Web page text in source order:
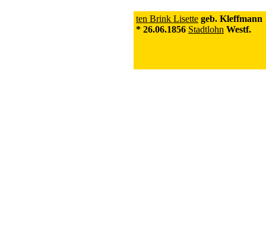
ten Brink Lisette geb. Kleffmann
* 26.06.1856 Stadtlohn Westf.